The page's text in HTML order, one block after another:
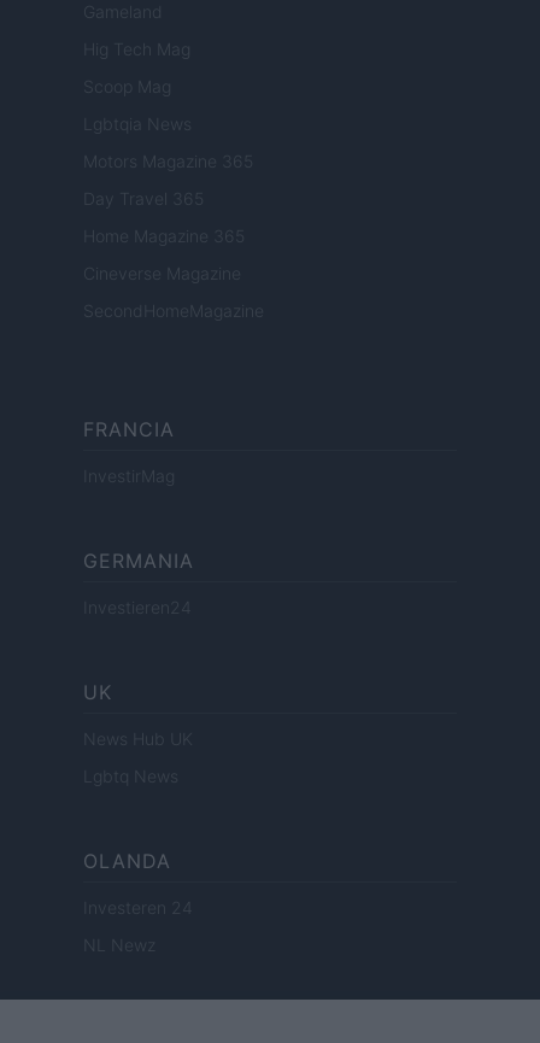
Gameland
Hig Tech Mag
Scoop Mag
Lgbtqia News
Motors Magazine 365
Day Travel 365
Home Magazine 365
Cineverse Magazine
SecondHomeMagazine
FRANCIA
InvestirMag
GERMANIA
Investieren24
UK
News Hub UK
Lgbtq News
OLANDA
Investeren 24
NL Newz